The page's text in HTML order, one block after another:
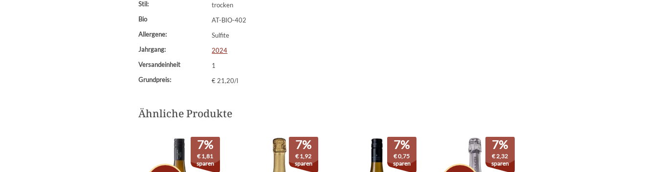
Stil:
trocken
Bio
AT-BIO-402
Allergene:
Sulfite
Jahrgang:
2024
Versandeinheit
1
Grundpreis:
€ 21,20/l
Ähnliche Produkte
7%
€1,81
sparen
7%
€1,92
sparen
7%
€0,75
sparen
7%
€2,32
sparen